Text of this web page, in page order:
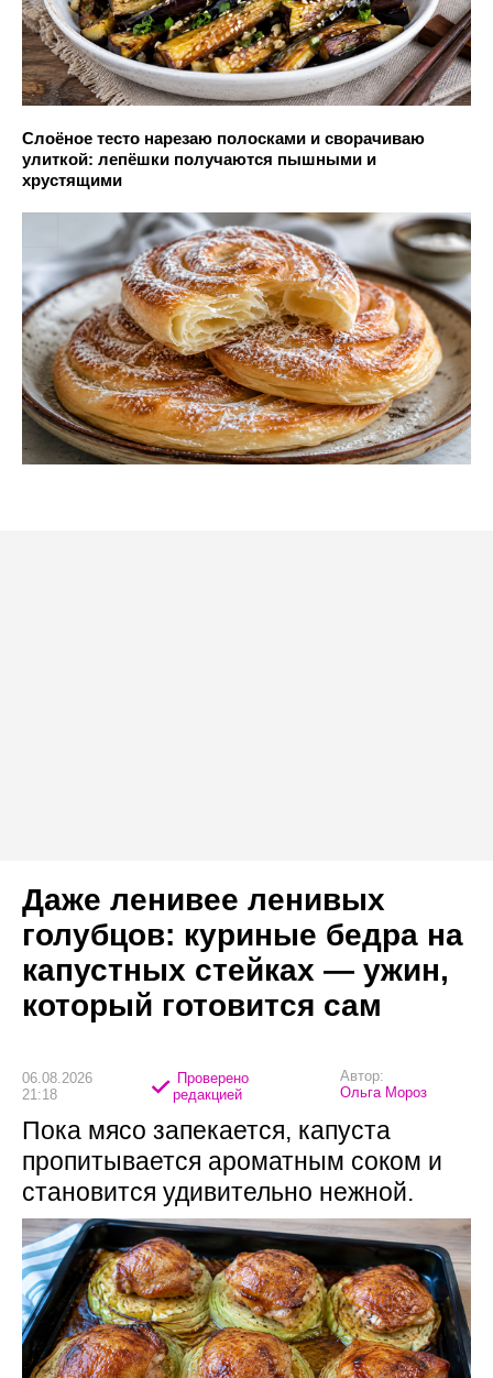
Слоёное тесто нарезаю полосками и сворачиваю
улиткой: лепёшки получаются пышными и
хрустящими
Даже ленивее ленивых
голубцов: куриные бедра на
капустных стейках — ужин,
который готовится сам
06.08.2026
21:18
Проверено
редакцией
Автор:
Ольга Мороз
Пока мясо запекается, капуста
пропитывается ароматным соком и
становится удивительно нежной.